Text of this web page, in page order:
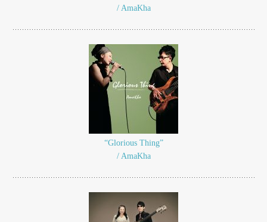
/ AmaKha
“Glorious Thing”
/ AmaKha